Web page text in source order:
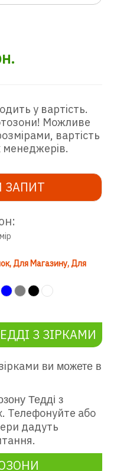
у вартість.
Можливе
вартість
ЗАПИТ
Для Магазину Для
З ЗІРКАМИ
ви можете в
Тедді з
Телефонуйте або
дадуть